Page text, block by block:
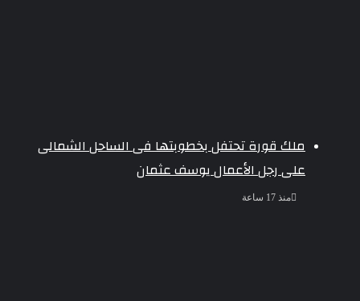
ملك قورة تحتفل بخطوبتها فى الساحل الشمالى
على رجل الأعمال يوسف عثمان
منذ 17 ساعة